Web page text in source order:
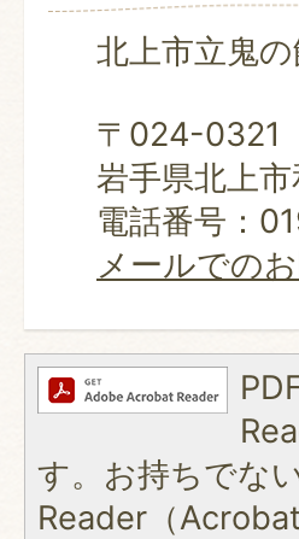
北上市立鬼
〒024-0321
岩手県北上
電話番号：
メールでの
す。お持ちでな
Reader（